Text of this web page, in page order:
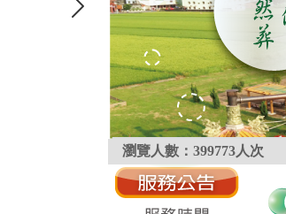
瀏覽人數： 399773人次